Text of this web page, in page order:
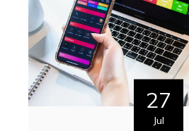
27
Jul